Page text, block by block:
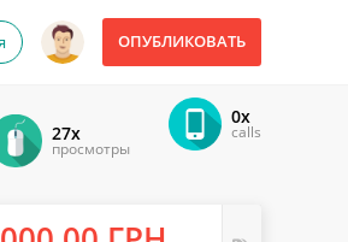
ОПУБЛИКОВАТЬ
0x
calls
27x
просмотры